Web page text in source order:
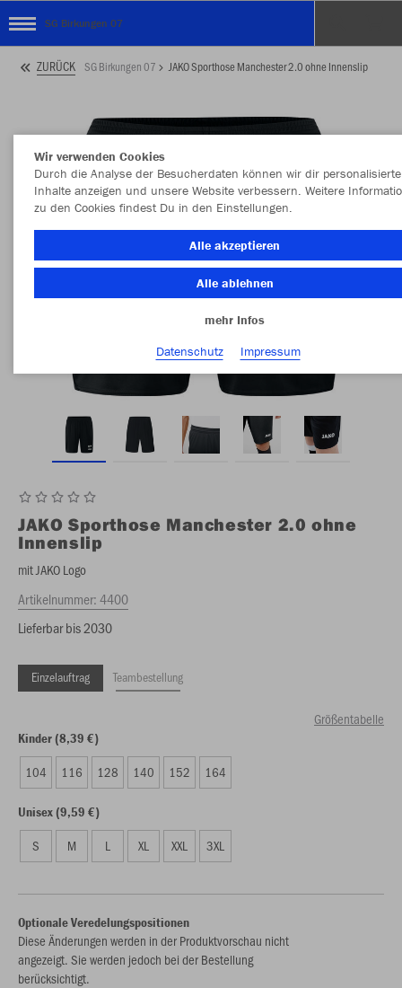
SG Birkungen 07
ZURÜCK SG Birkungen 07 JAKO Sporthose Manchester 2.0 ohne Innenslip
JAKO Sporthose Manchester 2.0 ohne
Innenslip
mit JAKO Logo
Artikelnummer:4400
Lieferbar bis 2030
Einzelauftrag Teambestellung
Größentabelle
Kinder (8,39 €)
104 116 128 140 152 164
Unisex (9,59 €)
S M L XL XXL 3XL
Optionale Veredelungspositionen
Diese Änderungen werden in der Produktvorschau nicht
angezeigt. Sie werden jedoch bei der Bestellung
berücksichtigt.
Wir verwenden Cookies
Durch die Analyse der Besucherdaten können wir dir personalisierte
Inhalte anzeigen und unsere Website verbessern. Weitere
zu den Cookies findest Du in den Einstellungen.
Alle akzeptieren
Alle ablehnen
mehr Infos
Datenschutz
Impressum